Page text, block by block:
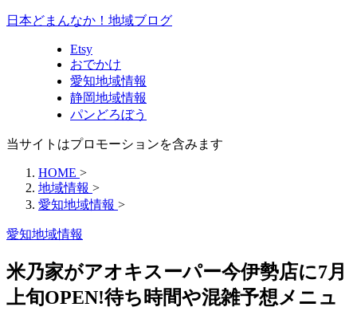
日本どまんなか！地域ブログ
Etsy
おでかけ
愛知地域情報
静岡地域情報
パンどろぼう
当サイトはプロモーションを含みます
HOME >
地域情報 >
愛知地域情報 >
愛知地域情報
米乃家がアオキスーパー今伊勢店に7月
上旬OPEN!待ち時間や混雑予想メニュ